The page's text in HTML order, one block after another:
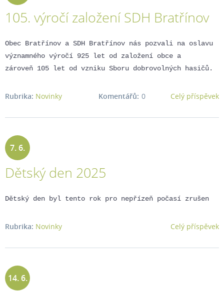
2025
105. výročí založení SDH Bratřínov
Obec Bratřínov a SDH Bratřínov nás pozvali na oslavu
významného výročí 925 let od založení obce a
zároveň 105 let od vzniku Sboru dobrovolných hasičů.
Celý příspěvek
Rubrika: Novinky 0
Komentářů:
7. 6.
2025
Dětský den 2025
Dětský den byl tento rok pro nepřízeň počasí zrušen
Celý příspěvek
Rubrika: Novinky
14. 6.